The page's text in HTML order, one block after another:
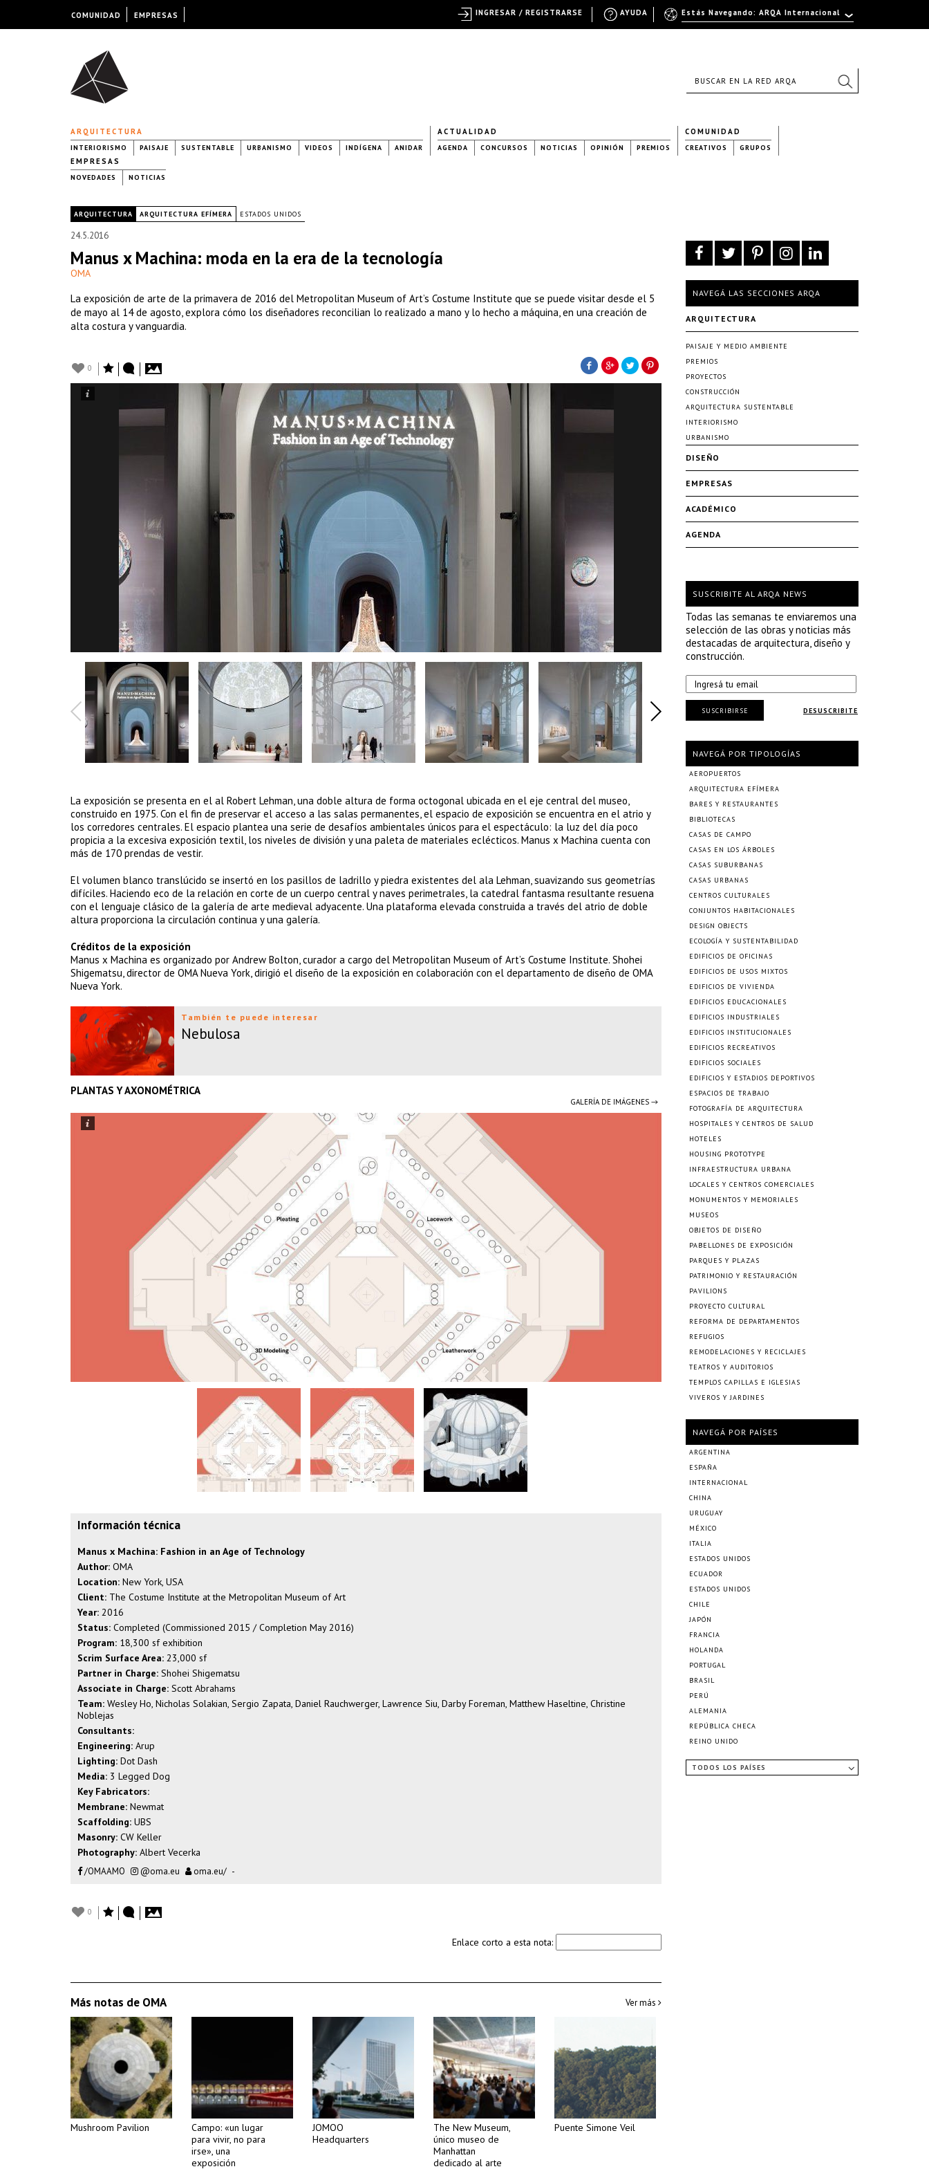
ARQUITECTURA
INTERIORISMO PAISAJE SUSTENTABLE URBANISMO VIDEOS INDÍGENA ANIDAR
ACTUALIDAD
AGENDA CONCURSOS NOTICIAS OPINIÓN PREMIOS
COMUNIDAD
CREATIVOS GRUPOS
EMPRESAS
NOVEDADES NOTICIAS
ARQUITECTURA ARQUITECTURA EFÍMERA ESTADOS UNIDOS
24.5.2016
Manus x Machina: moda en la era de la tecnología
OMA
La exposición de arte de la primavera de 2016 del Metropolitan Museum of Art’s Costume Institute que se puede visitar desde el 5
de mayo al 14 de agosto, explora cómo los diseñadores reconcilian lo realizado a mano y lo hecho a máquina, en una creación de
alta costura y vanguardia.
0
La exposición se presenta en el al Robert Lehman, una doble altura de forma octogonal ubicada en el eje central del museo,
construido en 1975. Con el fin de preservar el acceso a las salas permanentes, el espacio de exposición se encuentra en el atrio y
los corredores centrales. El espacio plantea una serie de desafíos ambientales únicos para el espectáculo: la luz del día poco
propicia a la excesiva exposición textil, los niveles de división y una paleta de materiales eclécticos. Manus x Machina cuenta con
más de 170 prendas de vestir.
El volumen blanco translúcido se insertó en los pasillos de ladrillo y piedra existentes del ala Lehman, suavizando sus geometrías
difíciles. Haciendo eco de la relación en corte de un cuerpo central y naves perimetrales, la catedral fantasma resultante resuena
con el lenguaje clásico de la galería de arte medieval adyacente. Una plataforma elevada construida a través del atrio de doble
altura proporciona la circulación continua y una galería.
Créditos de la exposición
Manus x Machina es organizado por Andrew Bolton, curador a cargo del Metropolitan Museum of Art’s Costume Institute. Shohei
Shigematsu, director de OMA Nueva York, dirigió el diseño de la exposición en colaboración con el departamento de diseño de OMA
Nueva York.
También te puede interesar
Nebulosa
PLANTAS Y AXONOMÉTRICA
GALERÍA DE IMÁGENES →
Información técnica
Manus x Machina: Fashion in an Age of Technology
Author: OMA
Location: New York, USA
Client: The Costume Institute at the Metropolitan Museum of Art
Year: 2016
Status: Completed (Commissioned 2015 / Completion May 2016)
Program: 18,300 sf exhibition
Scrim Surface Area: 23,000 sf
Partner in Charge: Shohei Shigematsu
Associate in Charge: Scott Abrahams
Team: Wesley Ho, Nicholas Solakian, Sergio Zapata, Daniel Rauchwerger, Lawrence Siu, Darby Foreman, Matthew Haseltine, Christine
Noblejas
Consultants:
Engineering: Arup
Lighting: Dot Dash
Media: 3 Legged Dog
Key Fabricators:
Membrane: Newmat
Scaffolding: UBS
Masonry: CW Keller
Photography: Albert Vecerka
/OMAAMO @oma.eu oma.eu/ -
0
Enlace corto a esta nota:
Más notas de OMA Ver más
Mushroom Pavilion
Campo: «un lugar
para vivir, no para
irse», una
exposición
JOMOO
Headquarters
The New Museum,
único museo de
Manhattan
dedicado al arte
Puente Simone Veil
NAVEGÁ LAS SECCIONES ARQA
ARQUITECTURA
PAISAJE Y MEDIO AMBIENTE
PREMIOS
PROYECTOS
CONSTRUCCIÓN
ARQUITECTURA SUSTENTABLE
INTERIORISMO
URBANISMO
DISEÑO
EMPRESAS
ACADÉMICO
AGENDA
SUSCRIBITE AL ARQA NEWS
Todas las semanas te enviaremos una
selección de las obras y noticias más
destacadas de arquitectura, diseño y
construcción.
DESUSCRIBITE
SUSCRIBIRSE
NAVEGÁ POR TIPOLOGÍAS
AEROPUERTOS
ARQUITECTURA EFÍMERA
BARES Y RESTAURANTES
BIBLIOTECAS
CASAS DE CAMPO
CASAS EN LOS ÁRBOLES
CASAS SUBURBANAS
CASAS URBANAS
CENTROS CULTURALES
CONJUNTOS HABITACIONALES
DESIGN OBJECTS
ECOLOGÍA Y SUSTENTABILIDAD
EDIFICIOS DE OFICINAS
EDIFICIOS DE USOS MIXTOS
EDIFICIOS DE VIVIENDA
EDIFICIOS EDUCACIONALES
EDIFICIOS INDUSTRIALES
EDIFICIOS INSTITUCIONALES
EDIFICIOS RECREATIVOS
EDIFICIOS SOCIALES
EDIFICIOS Y ESTADIOS DEPORTIVOS
ESPACIOS DE TRABAJO
FOTOGRAFÍA DE ARQUITECTURA
HOSPITALES Y CENTROS DE SALUD
HOTELES
HOUSING PROTOTYPE
INFRAESTRUCTURA URBANA
LOCALES Y CENTROS COMERCIALES
MONUMENTOS Y MEMORIALES
MUSEOS
OBJETOS DE DISEÑO
PABELLONES DE EXPOSICIÓN
PARQUES Y PLAZAS
PATRIMONIO Y RESTAURACIÓN
PAVILIONS
PROYECTO CULTURAL
REFORMA DE DEPARTAMENTOS
REFUGIOS
REMODELACIONES Y RECICLAJES
TEATROS Y AUDITORIOS
TEMPLOS CAPILLAS E IGLESIAS
VIVEROS Y JARDINES
NAVEGÁ POR PAÍSES
ARGENTINA
ESPAÑA
INTERNACIONAL
CHINA
URUGUAY
MÉXICO
ITALIA
ESTADOS UNIDOS
ECUADOR
ESTADOS UNIDOS
CHILE
JAPÓN
FRANCIA
HOLANDA
PORTUGAL
BRASIL
PERÚ
ALEMANIA
REPÚBLICA CHECA
REINO UNIDO
TODOS LOS PAÍSES
COMUNIDAD EMPRESAS Estás Navegando: ARQA Internacional
AYUDA
INGRESAR / REGISTRARSE